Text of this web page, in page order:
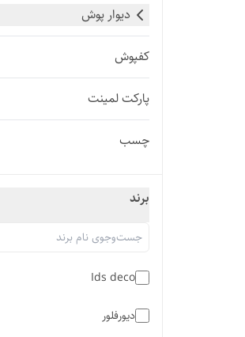
دیوار پوش
کفپوش
پارکت لمینت
چسب
برند
Ids deco
دیورفلور